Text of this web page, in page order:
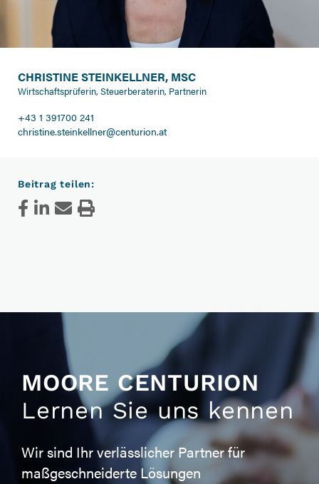
CHRISTINE STEINKELLNER, MSC
Wirtschaftsprüferin, Steuerberaterin, Partnerin
+43 1 391700 241
christine.steinkellner@centurion.at
Beitrag teilen:
MOORE CENTURION
Lernen Sie uns kennen
Wir sind Ihr verlässlicher Partner für
maßgeschneiderte Lösungen